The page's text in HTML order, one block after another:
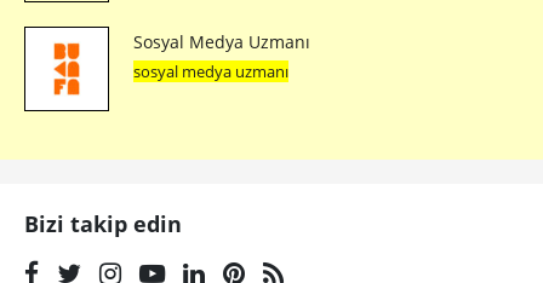
Sosyal Medya Uzmanı
sosyal medya uzmanı
Bizi takip edin